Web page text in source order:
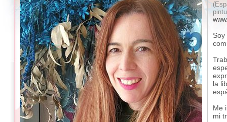
la
Me
mi